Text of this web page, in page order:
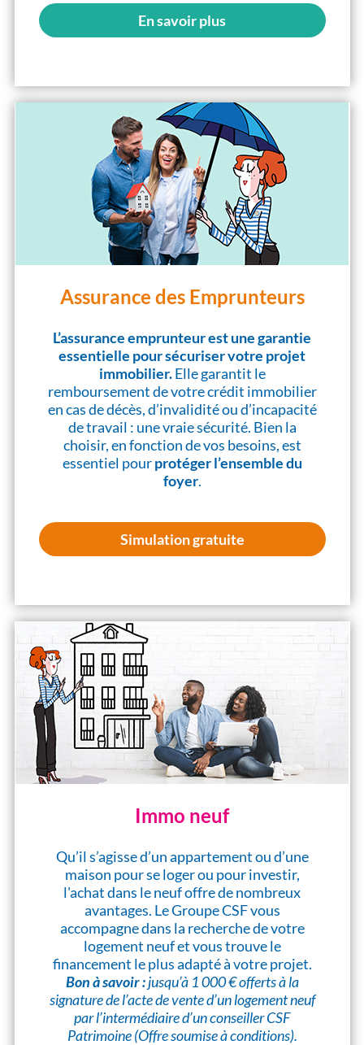
En savoir plus
Assurance des Emprunteurs
L’assurance emprunteur est une garantie
essentielle pour sécuriser votre projet
immobilier.Elle garantit le
remboursement de votre crédit immobilier
en cas de décès, d’invalidité ou d’incapacité
de travail : une vraie sécurité. Bien la
choisir, en fonction de vos besoins, est
essentiel pourprotéger l’ensemble du
foyer.
Simulation gratuite
Immo neuf
Qu’il s’agisse d’un appartement ou d’une
maison pour se loger ou pour investir,
l'achat dans le neuf offre de nombreux
avantages. Le Groupe CSF vous
accompagne dans la recherche de votre
logement neuf et vous trouve le
financement le plus adapté à votre projet.
Bon à savoir :jusqu’à 1 000 € offerts à la
signature de l’acte de vente d’un logement neuf
par l’intermédiaire d’un conseiller CSF
Patrimoine (Offre soumise à conditions).